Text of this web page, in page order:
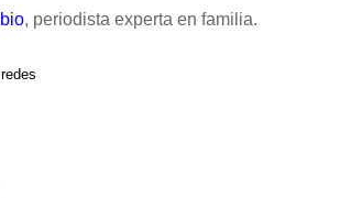
, periodista experta en familia.